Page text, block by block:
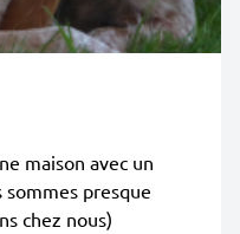
maison avec un
presque
chez nous)